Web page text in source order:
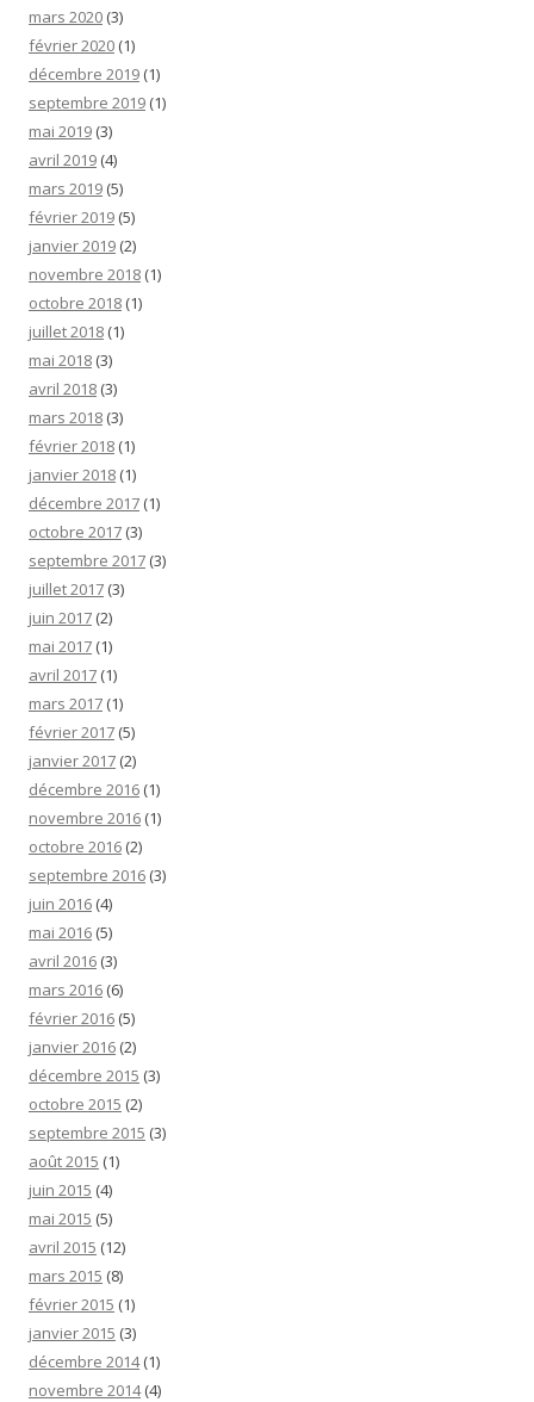
mars 2020 (3)
février 2020 (1)
décembre 2019 (1)
septembre 2019 (1)
mai 2019 (3)
avril 2019 (4)
mars 2019 (5)
février 2019 (5)
janvier 2019 (2)
novembre 2018 (1)
octobre 2018 (1)
juillet 2018 (1)
mai 2018 (3)
avril 2018 (3)
mars 2018 (3)
février 2018 (1)
janvier 2018 (1)
décembre 2017 (1)
octobre 2017 (3)
septembre 2017 (3)
juillet 2017 (3)
juin 2017 (2)
mai 2017 (1)
avril 2017 (1)
mars 2017 (1)
février 2017 (5)
janvier 2017 (2)
décembre 2016 (1)
novembre 2016 (1)
octobre 2016 (2)
septembre 2016 (3)
juin 2016 (4)
mai 2016 (5)
avril 2016 (3)
mars 2016 (6)
février 2016 (5)
janvier 2016 (2)
décembre 2015 (3)
octobre 2015 (2)
septembre 2015 (3)
août 2015 (1)
juin 2015 (4)
mai 2015 (5)
avril 2015 (12)
mars 2015 (8)
février 2015 (1)
janvier 2015 (3)
décembre 2014(1)
novembre 2014(4)